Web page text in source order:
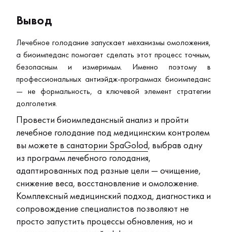
Вывод
Лечебное голодание запускает механизмы омоложения,
а биоимпеданс помогает сделать этот процесс точным,
безопасным и измеримым. Именно поэтому в
профессиональных антиэйдж-программах биоимпеданс
— не формальность, а ключевой элемент стратегии
долголетия.
Провести биоимпедансный анализ и пройти
лечебное голодание под медицинским контролем
вы можете в санатории SpaGolod, выбрав одну
из программ лечебного голодания,
адаптированных под разные цели — очищение,
снижение веса, восстановление и омоложение.
Комплексный медицинский подход, диагностика и
сопровождение специалистов позволяют не
просто запустить процессы обновления, но и